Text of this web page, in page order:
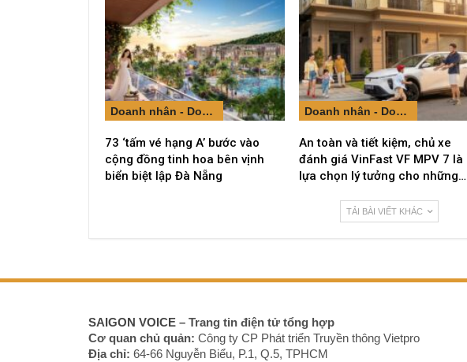
Doanh nhân - Doanh nghiệp
73 ‘tấm vé hạng A’ bước vào
cộng đồng tinh hoa bên vịnh
biển biệt lập Đà Nẵng
Doanh nhân - Doanh nghiệp
An toàn và tiết kiệm, chủ xe
đánh giá VinFast VF MPV 7 là
lựa chọn lý tưởng cho những…
TẢI BÀI VIẾT KHÁC
SAIGON VOICE – Trang tin điện tử tổng hợp
Cơ quan chủ quản: Công ty CP Phát triển Truyền thông Vietpro
Địa chỉ: 64-66 Nguyễn Biểu, P.1, Q.5, TPHCM